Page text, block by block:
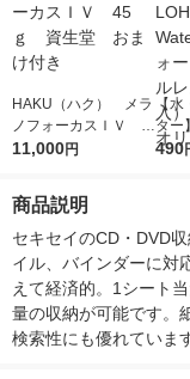
HAKU（ハク） メラ
ノフォーカスＩＶ 4
5ｇ 資生堂 おまけ
11,000円
【
ター
r（ロ
490
商品説明
セキセイのCD・DVD
イル、バインダーに対
えて経済的。1シート
量の収納が可能です。
検索性にも優れていま